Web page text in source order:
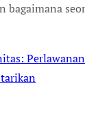
bagaimana